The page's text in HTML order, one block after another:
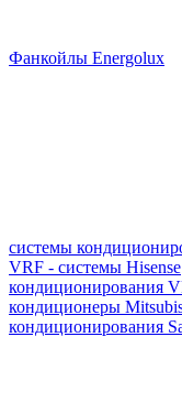
Фанкойлы Energolux
системы
VRF - системы Hisense
кондиционирования
кондиционеры
кондиционирования